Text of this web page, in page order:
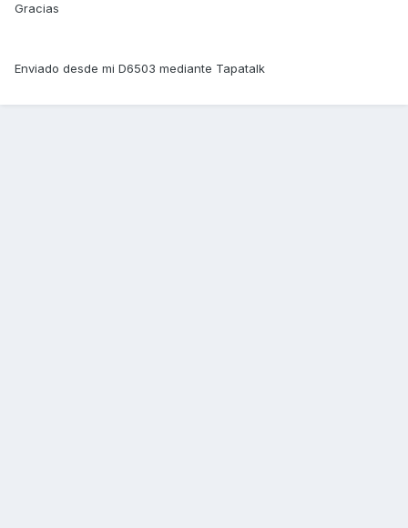
Gracias
Enviado desde mi D6503 mediante Tapatalk